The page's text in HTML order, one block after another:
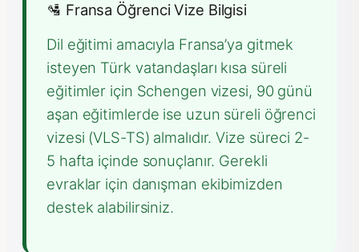
🛂 Fransa Öğrenci Vize Bilgisi
Dil eğitimi amacıyla Fransa’ya gitmek
isteyen Türk vatandaşları kısa süreli
eğitimler için Schengen vizesi, 90 günü
aşan eğitimlerde ise uzun süreli öğrenci
vizesi (VLS-TS) almalıdır. Vize süreci 2-
5 hafta içinde sonuçlanır. Gerekli
evraklar için danışman ekibimizden
destek alabilirsiniz.